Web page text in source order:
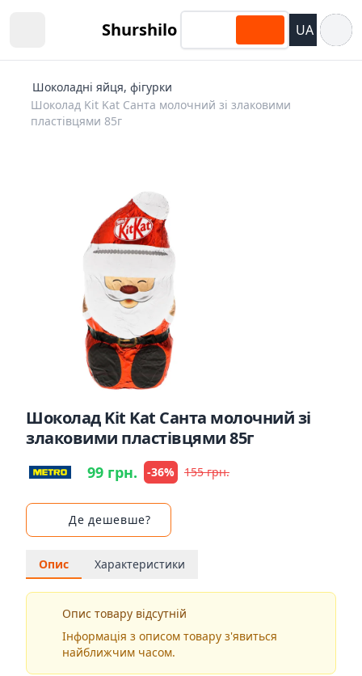
Shurshilo UA
Шоколадні яйця, фігурки
Шоколад Kit Kat Санта молочний зі злаковими
пластівцями 85г
Шоколад Kit Kat Санта молочний зі
злаковими пластівцями 85г
99 грн. -36% 155 грн.
Де дешевше?
Опис Характеристики
Опис товару відсутній
Інформація з описом товару з'явиться
найближчим часом.